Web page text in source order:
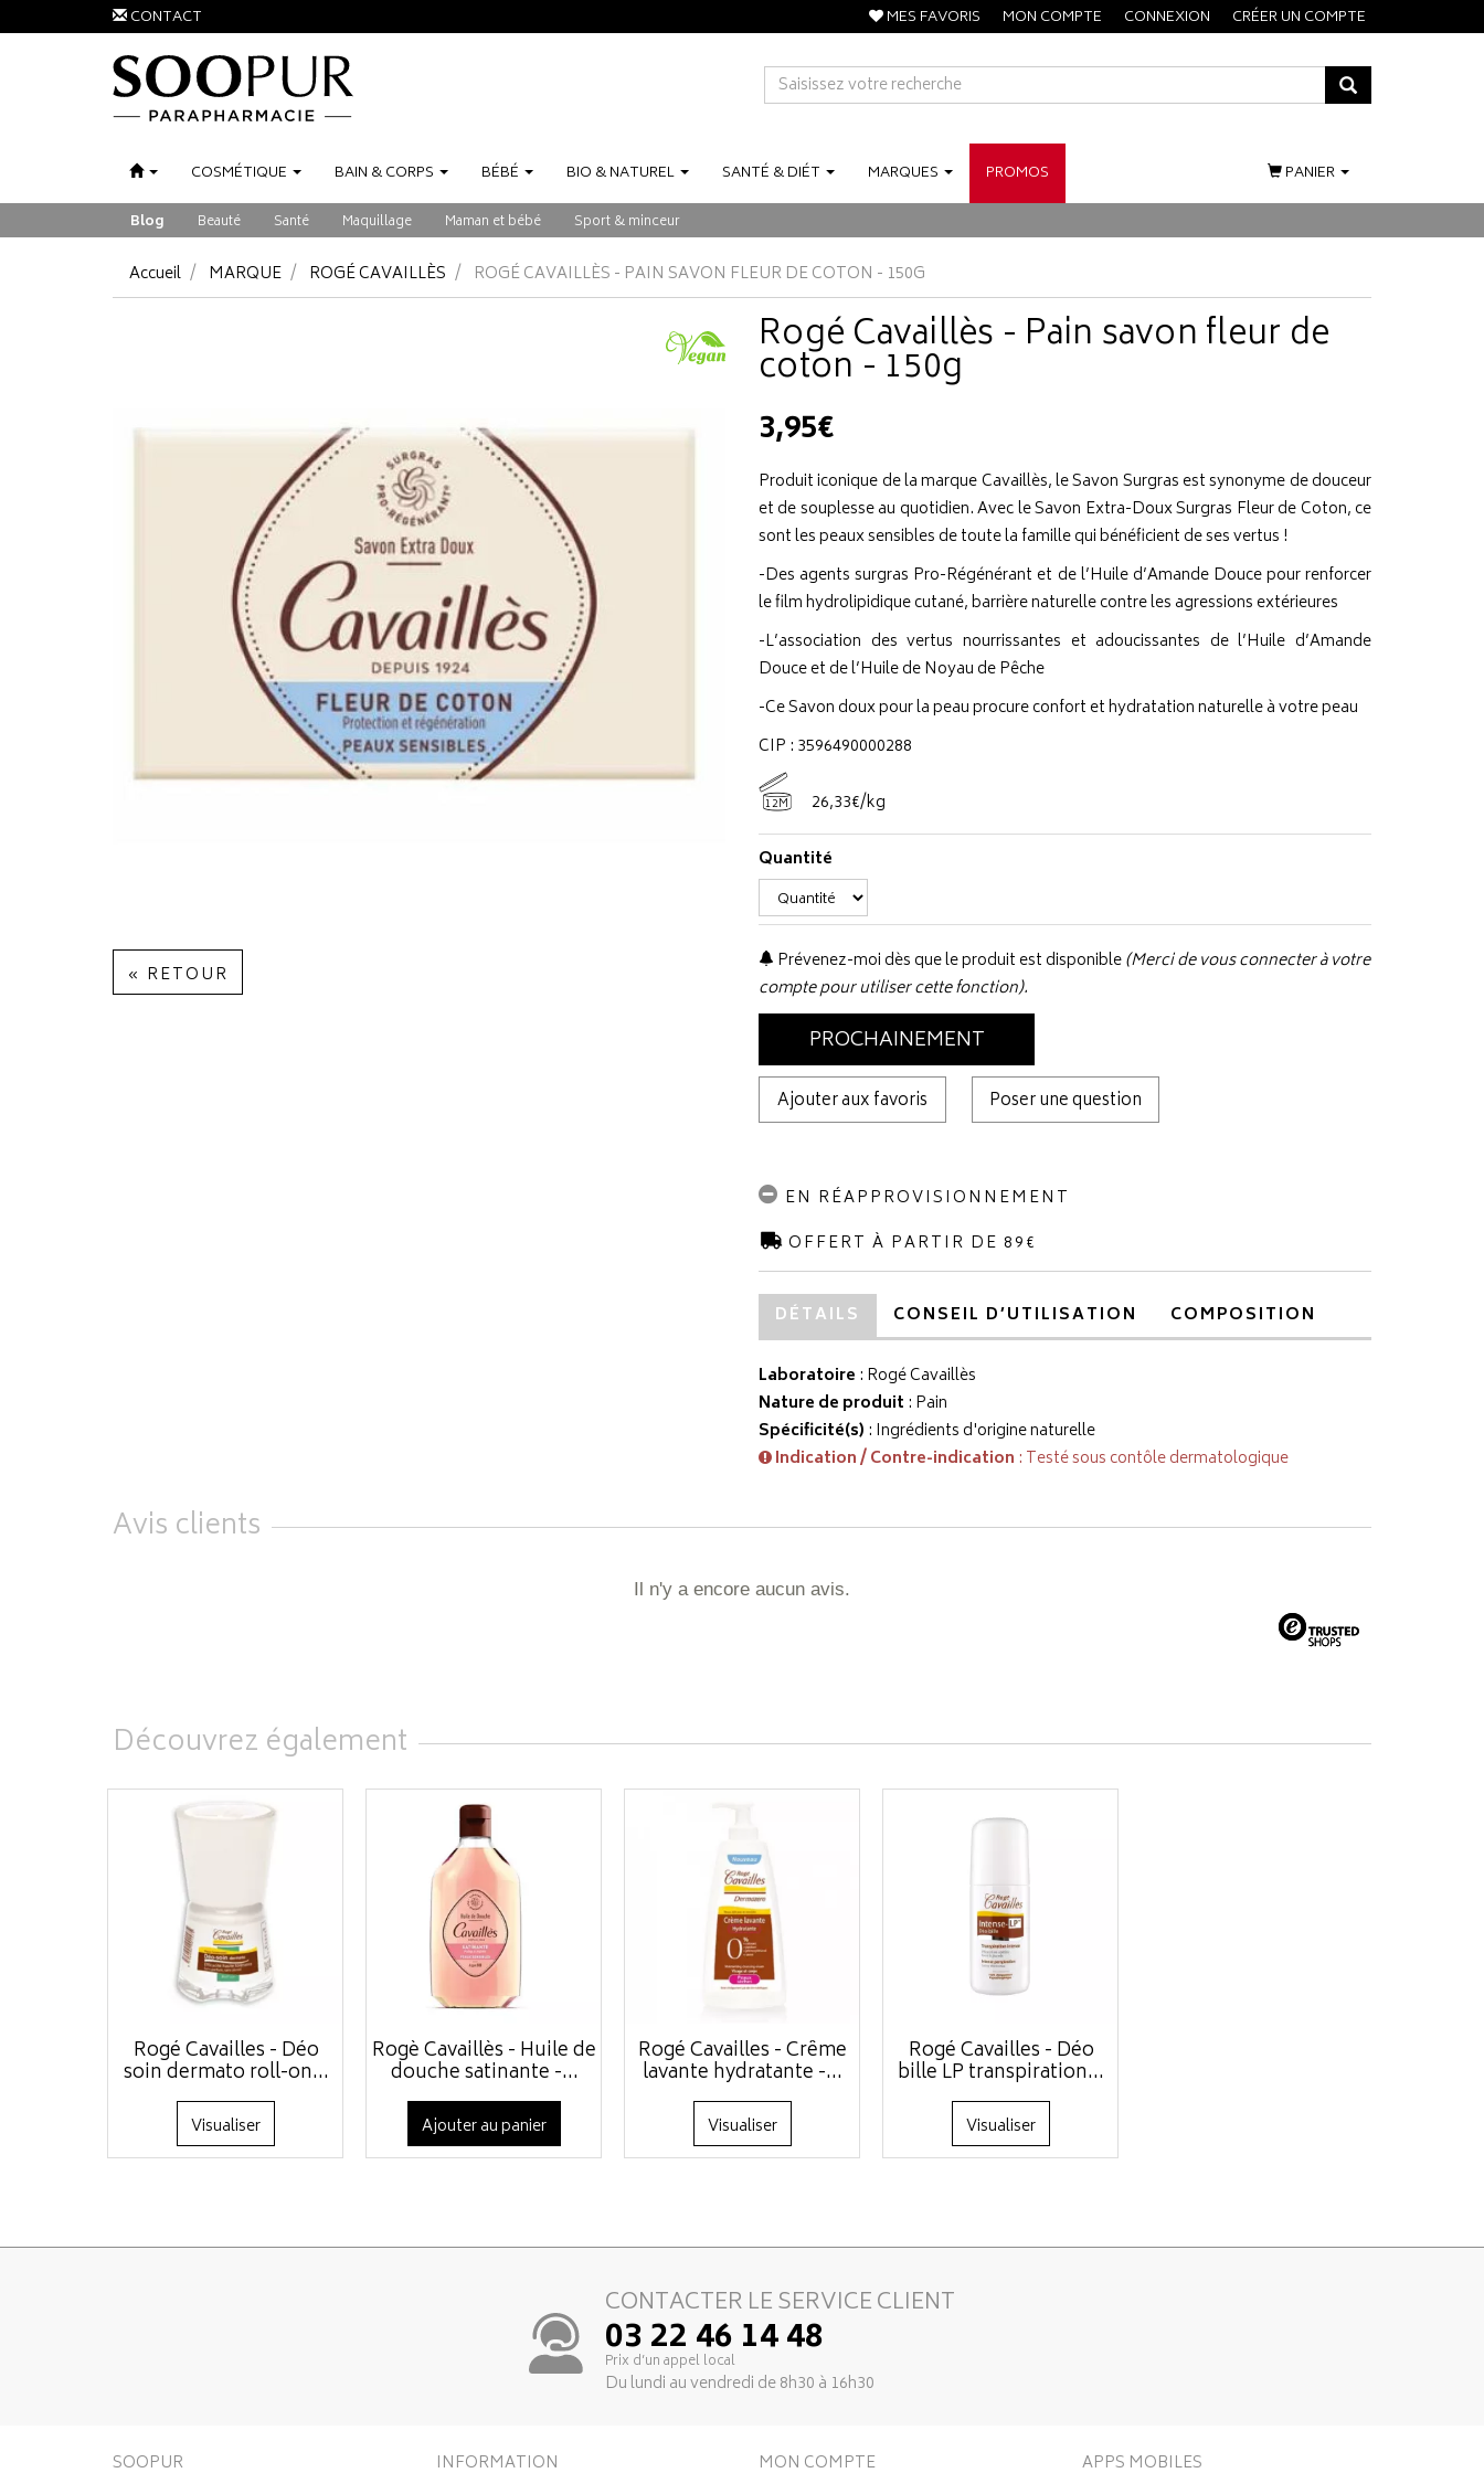
CONTACT MES FAVORIS MON COMPTE CONNEXION CRÉER UN COMPTE
COSMÉTIQUE BAIN &CORPS BÉBÉ BIO &NATUREL SANTÉ &DIÉT MARQUES PROMOS
Blog Beauté Santé Maquillage Maman et bébé Sport & minceur
PANIER
Accueil MARQUE ROGÉ CAVAILLÈS ROGÉ CAVAILLÈS - PAIN SAVON FLEUR DE COTON - 150G
« RETOUR
Rogé Cavaillès - Pain savon fleur de
coton - 150g
3,95€
Produit iconique de la marque Cavaillès, le Savon Surgras est synonyme de douceur
et de souplesse au quotidien. Avec le Savon Extra-Doux Surgras Fleur de Coton, ce
sont les peaux sensibles de toute la famille qui bénéficient de ses vertus !
-Des agents surgras Pro-Régénérant et de l’Huile d’Amande Douce pour renforcer
le film hydrolipidique cutané, barrière naturelle contre les agressions extérieures
-L’association des vertus nourrissantes et adoucissantes de l’Huile d’Amande
Douce et de l’Huile de Noyau de Pêche
-Ce Savon doux pour la peau procure confort et hydratation naturelle à votre peau
CIP : 3596490000288
12M 26,33€/kg
Quantité
Prévenez-moi dès que le produit est disponible(Merci de vous connecter à votre
compte pour utiliser cette fonction).
PROCHAINEMENT
Ajouter aux favoris Poser une question
EN RÉAPPROVISIONNEMENT
OFFERT À PARTIR DE 89€
DÉTAILS CONSEIL D’UTILISATION COMPOSITION
Laboratoire : Rogé Cavaillès
Nature de produit : Pain
Spécificité(s) : Ingrédients d'origine naturelle
Indication / Contre-indication : Testé sous contôle dermatologique
Avis clients
Il n'y a encore aucun avis.
Découvrez également
Rogé Cavailles - Déo
soin dermato roll-on...
Visualiser
Rogè Cavaillès - Huile de
douche satinante -...
Ajouter au panier
Rogé Cavailles - Crême
lavante hydratante -...
Visualiser
Rogé Cavailles - Déo
bille LP transpiration...
Visualiser
CONTACTER LE SERVICE CLIENT
03 22 46 14 48
Prix d’un appel local
Du lundi au vendredi de 8h30 à 16h30
SOOPUR INFORMATION MON COMPTE APPS MOBILES